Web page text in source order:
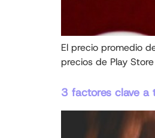
El precio promedio
precios de Play
3 factores clave a